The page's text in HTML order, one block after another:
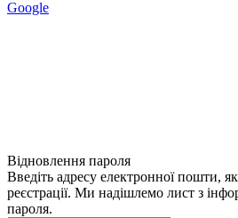
Google
Відновлення пароля
Введіть адресу електронної пошти,
реєстрації. Ми надішлемо лист з
пароля.